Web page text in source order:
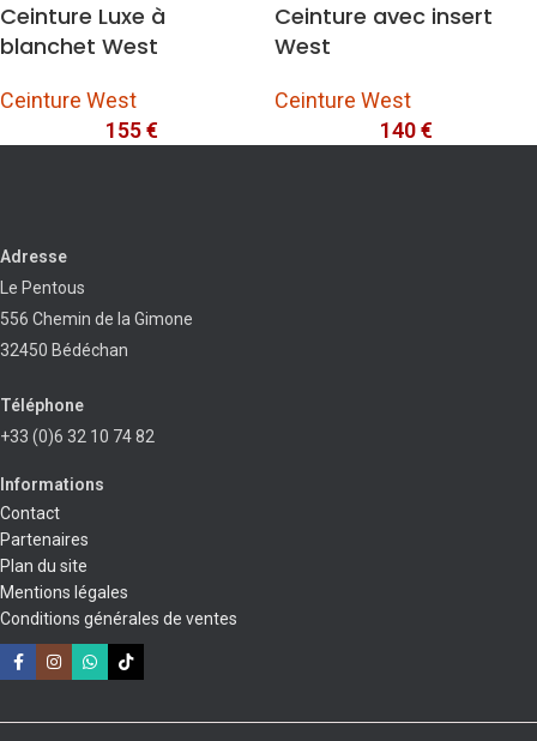
Ceinture Luxe à
blanchet West
Ceinture West
155€
Ceinture avec insert
West
Ceinture West
140€
Adresse
Le Pentous
556 Chemin de la Gimone
32450 Bédéchan
Téléphone
+33 (0)6 32 10 74 82
Informations
Contact
Partenaires
Plan du site
Mentions légales
Conditions générales de ventes